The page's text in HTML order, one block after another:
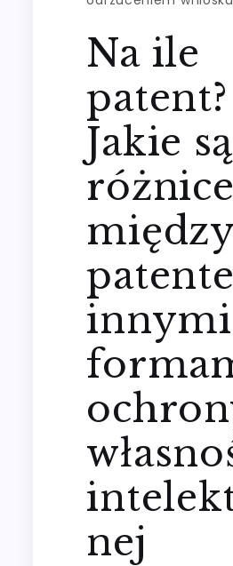
Na ile
patent?
Jakie są
różnice
między
innymi
nej